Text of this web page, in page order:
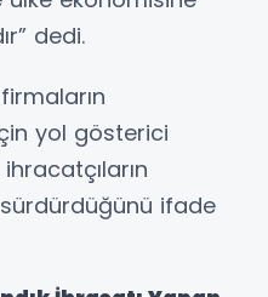
dedi.
yol gösterici
sürdürdüğünü ifade